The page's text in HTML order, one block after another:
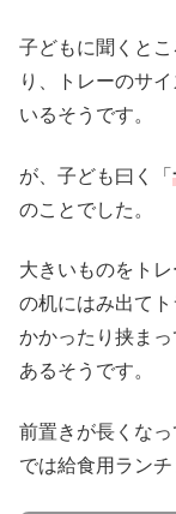
子どもに聞くと
り、トレーのサ
いるそうです。
が、子ども曰く「
のことでした。
大きいものをト
の机にはみ出て
かかったり挟ま
あるそうです。
前置きが長くな
では給食用ラン